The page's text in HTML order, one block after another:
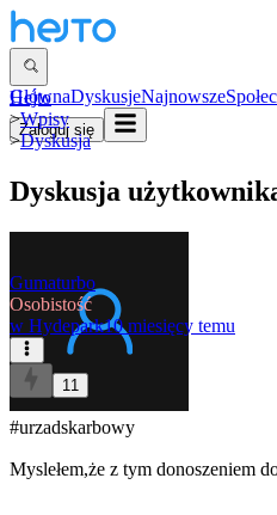
GłównaDyskusjeNajnowsze
Zaloguj się
Hejto
>Wpisy
>Dyskusja
Dyskusja
Gumaturbo
Osobistość
w Hydepark10 miesięcy temu
11
#urzadskarbowy
Myslełem,że z tym donoszeniem